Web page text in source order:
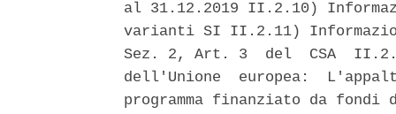
al 31.12.2019 II.2.10)
varianti SI II.2.11)
Sez. 2, Art. 3  del  CSA
dell'Unione  europea:
programma finanziato da fondi